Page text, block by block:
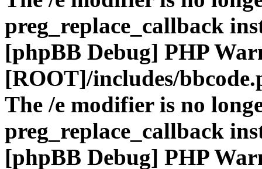
preg_replace_callback
[phpBB Debug] PHP
[ROOT]/includes/
The /e modifier is no
preg_replace_callback
[phpBB Debug] PHP